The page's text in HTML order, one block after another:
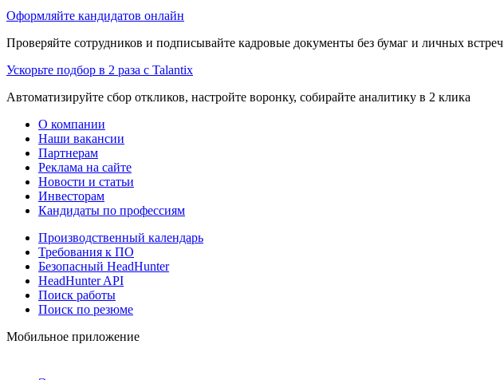
Оформляйте кандидатов онлайн
Проверяйте сотрудников и подписывайте кадровые документы без бумаг и личных встреч
Ускорьте подбор в 2 раза с Talantix
Автоматизируйте сбор откликов, настройте воронку, собирайте аналитику в 2 клика
О компании
Наши вакансии
Партнерам
Реклама на сайте
Новости и статьи
Инвесторам
Кандидаты по профессиям
Производственный календарь
Требования к ПО
Безопасный HeadHunter
HeadHunter API
Поиск работы
Поиск по резюме
Мобильное приложение